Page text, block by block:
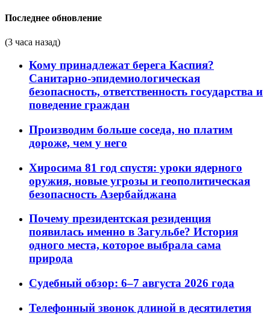
Последнее обновление
(3 часа назад)
Кому принадлежат берега Каспия?
Санитарно-эпидемиологическая
безопасность, ответственность государства и
поведение граждан
Производим больше соседа, но платим
дороже, чем у него
Хиросима 81 год спустя: уроки ядерного
оружия, новые угрозы и геополитическая
безопасность Азербайджана
Почему президентская резиденция
появилась именно в Загульбе? История
одного места, которое выбрала сама
природа
Судебный обзор: 6–7 августа 2026 года
Телефонный звонок длиной в десятилетия